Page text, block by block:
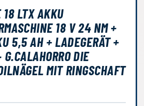
18 LTX AKKU
18 V 24 NM +
5,5 AH + LADEGERÄT +
DIE
MIT RINGSCHAFT